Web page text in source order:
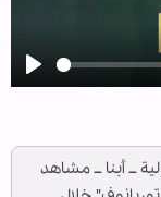
Play
ــ أبنا ــ مشاهد